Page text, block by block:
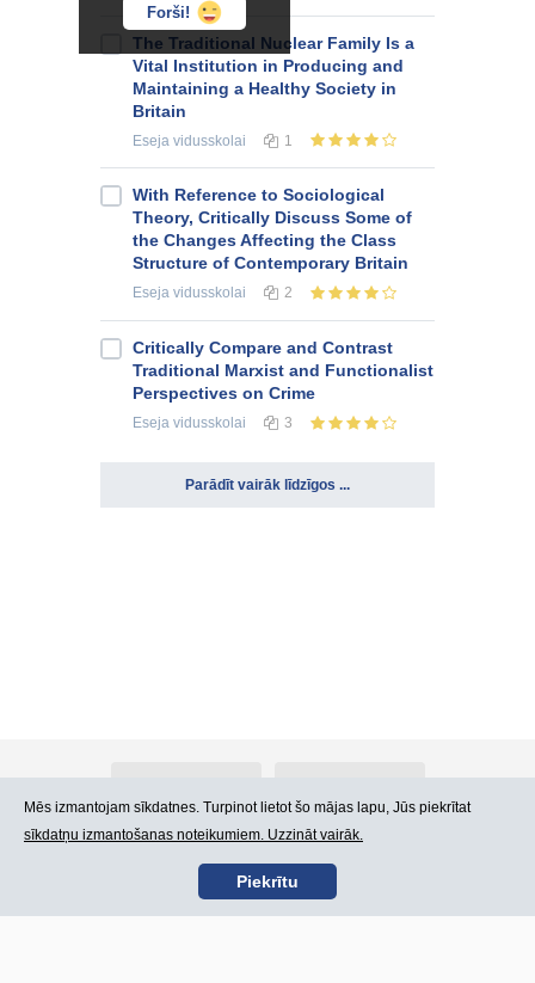
Forši!
The Traditional Nuclear Family Is a
Vital Institution in Producing and
Maintaining a Healthy Society in
Britain
Eseja vidusskolai 1
With Reference to Sociological
Theory, Critically Discuss Some of
the Changes Affecting the Class
Structure of Contemporary Britain
Eseja vidusskolai 2
Critically Compare and Contrast
Traditional Marxist and Functionalist
Perspectives on Crime
Eseja vidusskolai 3
Parādīt vairāk līdzīgos ...
Kontakti Lietošanas noteikumi
Mēs izmantojam sīkdatnes. Turpinot lietot šo mājas lapu, Jūs piekrītat
sīkdatņu izmantošanas noteikumiem. Uzzināt vairāk.
Piekrītu